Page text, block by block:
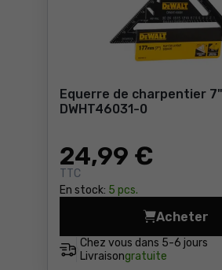
Equerre de charpentier
DWHT46031-0
24,99 €
TTC
En stock: 5 pcs.
Chez vous dans 5-6 jours
Livraisongratuite
Acheter